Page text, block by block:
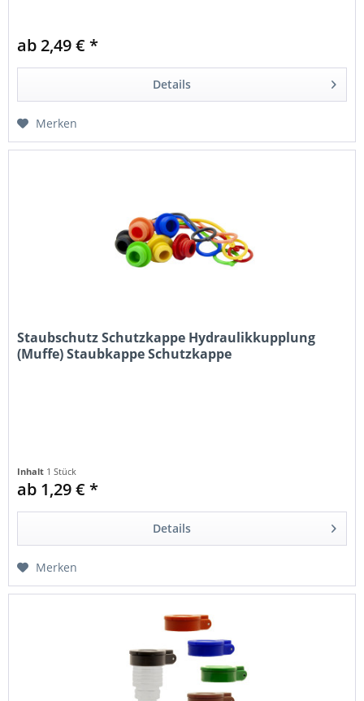
ab 2,49 € *
Details
Merken
Staubschutz Schutzkappe Hydraulikkupplung
(Muffe) Staubkappe Schutzkappe
Inhalt 1 Stück
ab 1,29 € *
Details
Merken